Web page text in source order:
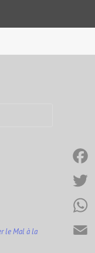
F
c
e
T
W